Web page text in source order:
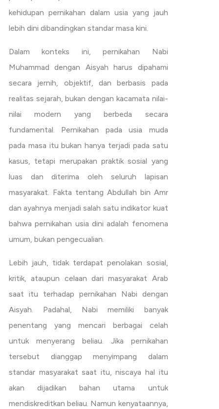
kehidupan pernikahan dalam usia yang jauh
lebih dini dibandingkan standar masa kini.
Dalam konteks ini, pernikahan Nabi
Muhammad dengan Aisyah harus dipahami
secara jernih, objektif, dan berbasis pada
realitas sejarah, bukan dengan kacamata nilai-
nilai modern yang berbeda secara
fundamental. Pernikahan pada usia muda
pada masa itu bukan hanya terjadi pada satu
kasus, tetapi merupakan praktik sosial yang
luas dan diterima oleh seluruh lapisan
masyarakat. Fakta tentang Abdullah bin Amr
dan ayahnya menjadi salah satu indikator kuat
bahwa pernikahan usia dini adalah fenomena
umum, bukan pengecualian.
Lebih jauh, tidak terdapat penolakan sosial,
kritik, ataupun celaan dari masyarakat Arab
saat itu terhadap pernikahan Nabi dengan
Aisyah. Padahal, Nabi memiliki banyak
penentang yang mencari berbagai celah
untuk menyerang beliau. Jika pernikahan
tersebut dianggap menyimpang dalam
standar masyarakat saat itu, niscaya hal itu
akan dijadikan bahan utama untuk
mendiskreditkan beliau. Namun kenyataannya,